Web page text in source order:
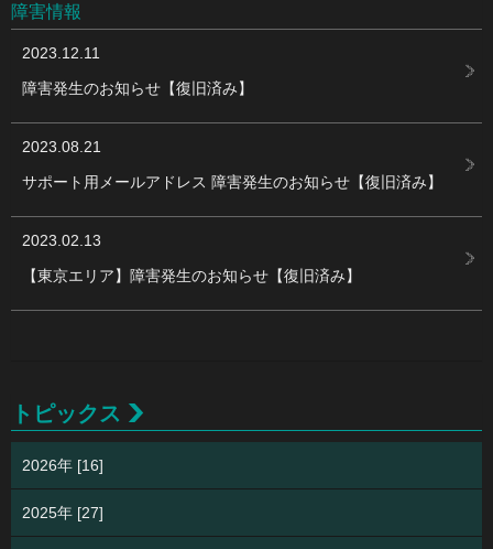
障害情報
2023.12.11
障害発生のお知らせ【復旧済み】
2023.08.21
サポート用メールアドレス 障害発生のお知らせ【復旧済み】
2023.02.13
【東京エリア】障害発生のお知らせ【復旧済み】
トピックス
2026年 [16]
2025年 [27]